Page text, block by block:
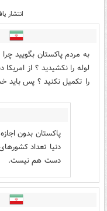
انتشار
به مردم پاکستان بگویید
لوله را نکشیدید ؟ از
را تکمیل نکنید ؟ پس باید
پاکستان بدون
دنیا تعداد
دست هم نیست.